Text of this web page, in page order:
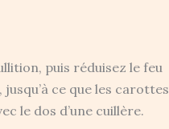
puis réduisez le feu
ce que les carottes
le dos d’une cuillère.